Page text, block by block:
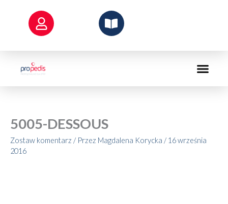
5005-DESSOUS
Zostaw komentarz / Przez Magdalena Korycka / 16 września
2016